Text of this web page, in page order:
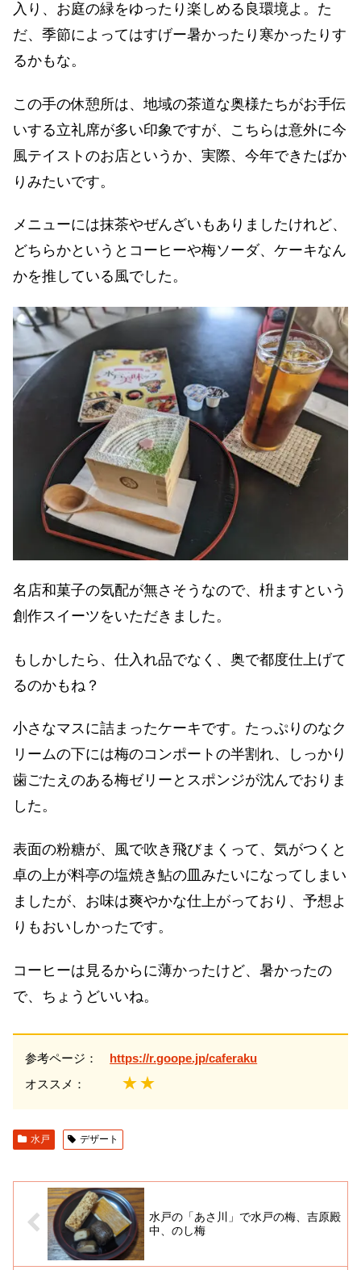
入り、お庭の緑をゆったり楽しめる良環境よ。た
だ、季節によってはすげー暑かったり寒かったりす
るかもな。
この手の休憩所は、地域の茶道な奥様たちがお手伝
いする立礼席が多い印象ですが、こちらは意外に今
風テイストのお店というか、実際、今年できたばか
りみたいです。
メニューには抹茶やぜんざいもありましたけれど、
どちらかというとコーヒーや梅ソーダ、ケーキなん
かを推している風でした。
名店和菓子の気配が無さそうなので、枡ますという
創作スイーツをいただきました。
もしかしたら、仕入れ品でなく、奥で都度仕上げて
るのかもね？
小さなマスに詰まったケーキです。たっぷりのなク
リームの下には梅のコンポートの半割れ、しっかり
歯ごたえのある梅ゼリーとスポンジが沈んでおりま
した。
表面の粉糖が、風で吹き飛びまくって、気がつくと
卓の上が料亭の塩焼き鮎の皿みたいになってしまい
ましたが、お味は爽やかな仕上がっており、予想よ
りもおいしかったです。
コーヒーは見るからに薄かったけど、暑かったの
で、ちょうどいいね。
参考ページ： https://r.goope.jp/caferaku
オススメ： ★★
水戸 デザート
水戸の「あさ川」で水戸の梅、吉原殿
中、のし梅